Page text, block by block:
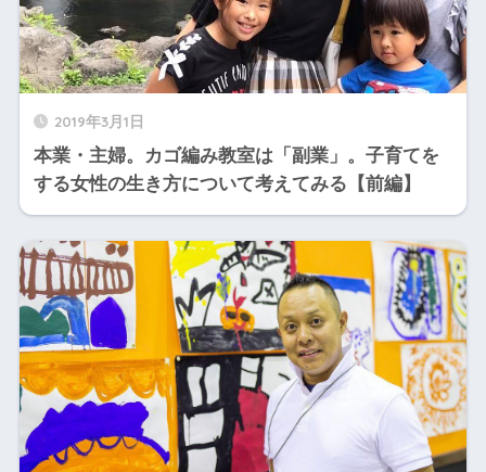
2019年3月1日
本業・主婦。カゴ編み教室は「副業」。子育てを
する女性の生き方について考えてみる【前編】